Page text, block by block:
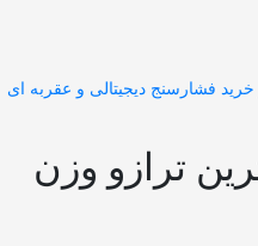
فشارسنج دیجیتالی و عقربه ای
ترازو وزن